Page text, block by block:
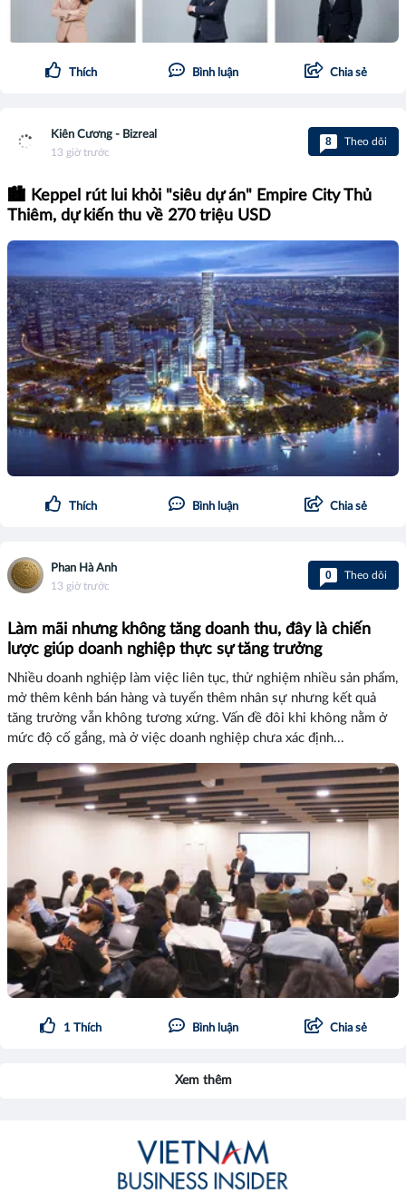
Thích Bình luận Chia sẻ
Kiên Cương - Bizreal
13 giờ trước
8 Theo dõi
🏙️ Keppel rút lui khỏi "siêu dự án" Empire City Thủ
Thiêm, dự kiến thu về 270 triệu USD
Thích Bình luận Chia sẻ
Phan Hà Anh
13 giờ trước
0 Theo dõi
Làm mãi nhưng không tăng doanh thu, đây là chiến
lược giúp doanh nghiệp thực sự tăng trưởng
Nhiều doanh nghiệp làm việc liên tục, thử nghiệm nhiều sản phẩm,
mở thêm kênh bán hàng và tuyển thêm nhân sự nhưng kết quả
tăng trưởng vẫn không tương xứng. Vấn đề đôi khi không nằm ở
mức độ cố gắng, mà ở việc doanh nghiệp chưa xác định...
1 Thích Bình luận Chia sẻ
Xem thêm